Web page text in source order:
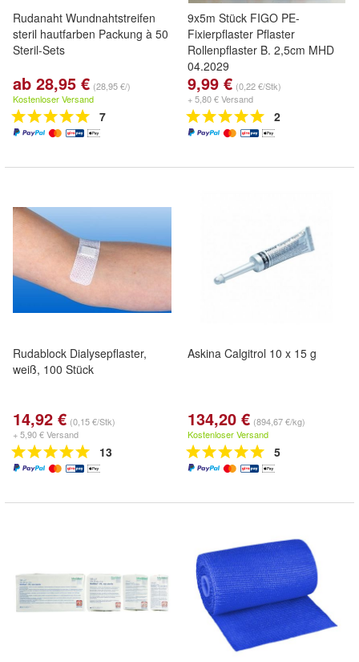
Rudanaht Wundnahtstreifen
steril hautfarben Packung à 50
Steril-Sets
ab 28,95 € (28,95 €/)
Kostenloser Versand
7
9x5m Stück FIGO PE-
Fixierpflaster Pflaster
Rollenpflaster B. 2,5cm MHD
04.2029
9,99 € (0,22 €/Stk)
+ 5,80 € Versand
2
Rudablock Dialysepflaster,
weiß, 100 Stück
14,92 € (0,15 €/Stk)
+ 5,90 € Versand
13
Askina Calgitrol 10 x 15 g
134,20 € (894,67 €/kg)
Kostenloser Versand
5